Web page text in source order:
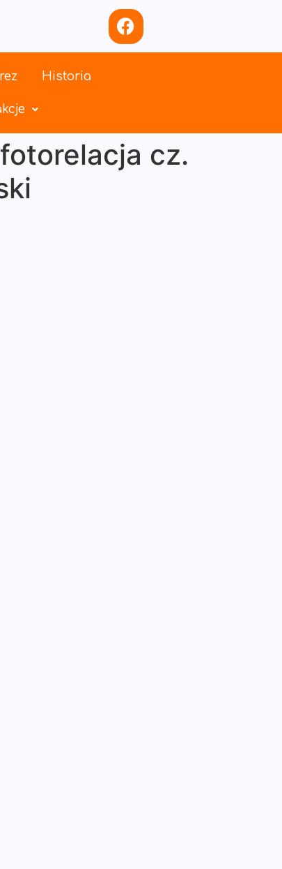
Historia
cz.